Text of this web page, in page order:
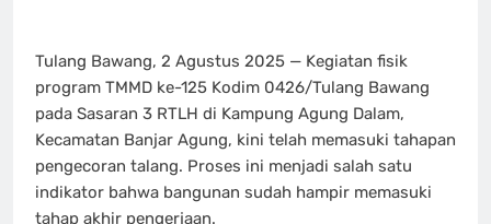
Tulang Bawang, 2 Agustus 2025 — Kegiatan fisik
program TMMD ke-125 Kodim 0426/Tulang Bawang
pada Sasaran 3 RTLH di Kampung Agung Dalam,
Kecamatan Banjar Agung, kini telah memasuki tahapan
pengecoran talang. Proses ini menjadi salah satu
indikator bahwa bangunan sudah hampir memasuki
tahap akhir pengerjaan.